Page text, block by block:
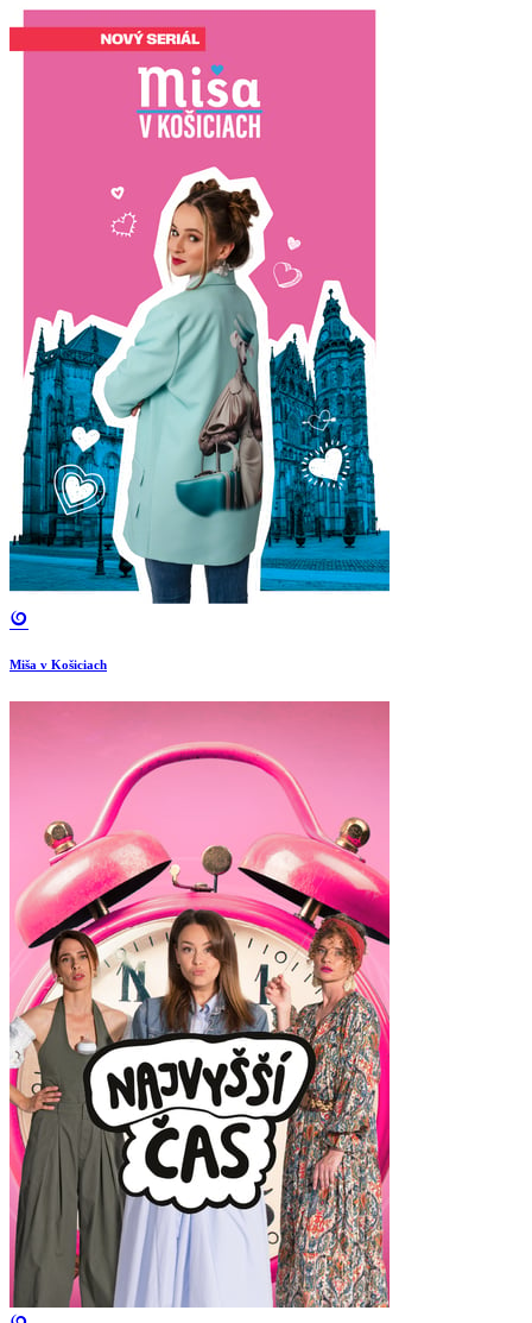
Miša v Košiciach